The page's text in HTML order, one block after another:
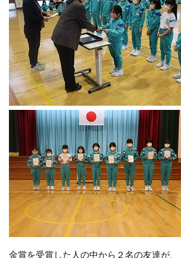
金賞を受賞した人の中から２名の友達が